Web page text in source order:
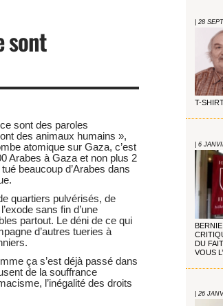
sont
sont des paroles
des animaux humains »,
atomique sur Gaza, c’est
Arabes à Gaza et non plus 2
beaucoup d’Arabes dans
quartiers pulvérisés, de
sans fin d’une
partout. Le déni de ce qui
d’autres tueries à
ça s’est déjà passé dans
de la souffrance
l’inégalité des droits
| 28
T-
| 6
DU
VOUS
| 26